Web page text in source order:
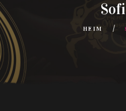
Sofi
HEIM